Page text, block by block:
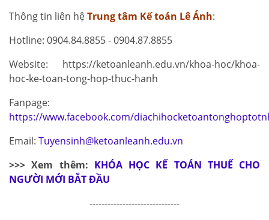
Thông tin liên hệTrung tâm Kế toán Lê Ánh:
Hotline: 0904.84.8855 - 0904.87.8855
Website: https://ketoanleanh.edu.vn/khoa-hoc/khoa-
hoc-ke-toan-tong-hop-thuc-hanh
Fanpage:
https://www.facebook.com/
Email: Tuyensinh@ketoanleanh.edu.vn
>>> Xem thêm: KHÓA HỌC KẾ TOÁN THUẾ CHO
NGƯỜI MỚI BẮT ĐẦU
------------------------------